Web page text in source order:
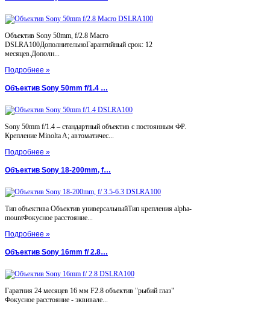
Объектив Sony 50mm, f/2.8 Macro
DSLRA100ДополнительноГарантийный срок: 12
месяцев.Дополн...
Подробнее »
Объектив Sony 50mm f/1.4 …
Sony 50mm f/1.4 – стандартный объектив с постоянным ФР.
Крепление Minolta A; автоматичес...
Подробнее »
Объектив Sony 18-200mm, f…
Тип объектива Объектив универсальныйТип крепления alpha-
mountФокусное расстояние...
Подробнее »
Объектив Sony 16mm f/ 2.8…
Гаратния 24 месяцев 16 мм F2.8 объектив "рыбий глаз"
Фокусное расстояние - эквивале...